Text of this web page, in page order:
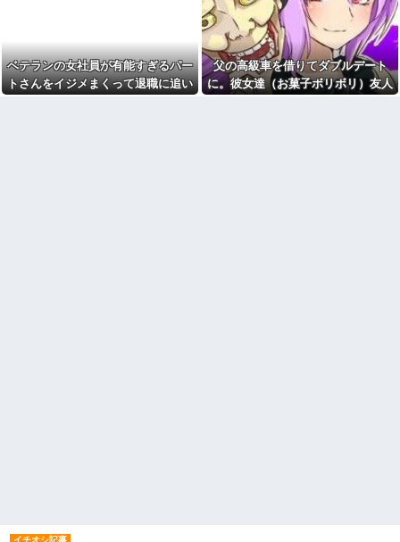
驚愕
【画像】付き合いたて彼女
「ごめーんちょびっツ散らかっ
てるけど上がって～！」←お前
子供を外遊びさせていると。
一昨日と今日同じ女の子に話し
かけられ...
今でも「日本が世界トップ」
なものって何がある？
青雲のCMソングをちいかわの
劇中歌だと思っていた模様
ベテランの女社員が有能すぎるパー
トさんをイジメまくって退職に追い
父の高級車を借りてダブルデート
に。彼女達（お菓子ボリボリ）友人